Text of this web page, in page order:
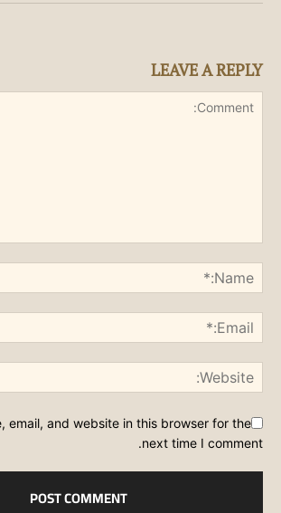
LEAVE A REPLY
email, and website in this browser for the
next time I comment.